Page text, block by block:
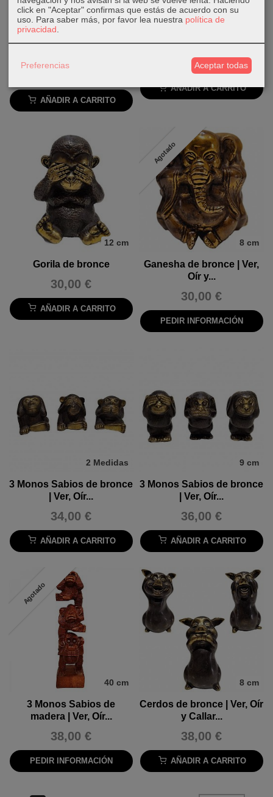
2 Colores
Ganesha de resina | Ver,
AÑADIR A CARRITO
Gorila de bronce
30,00 €
AÑADIR A CARRITO
12 cm
Gorila de bronce
30,00 €
AÑADIR A CARRITO
Agotado
8 cm
Ganesha de bronce | Ver,
Oír y...
30,00 €
PEDIR INFORMACIÓN
2 Medidas
3 Monos Sabios de bronce
| Ver, Oír...
34,00 €
AÑADIR A CARRITO
9 cm
3 Monos Sabios de bronce
| Ver, Oír...
36,00 €
AÑADIR A CARRITO
Agotado
40 cm
3 Monos Sabios de
madera | Ver, Oír...
38,00 €
PEDIR INFORMACIÓN
8 cm
Cerdos de bronce | Ver, Oír
y Callar...
38,00 €
AÑADIR A CARRITO
click en "Aceptar" confirmas que estás de acuerdo con su
uso. Para saber más, por favor lea nuestra política de
privacidad
Preferencias Aceptar todas